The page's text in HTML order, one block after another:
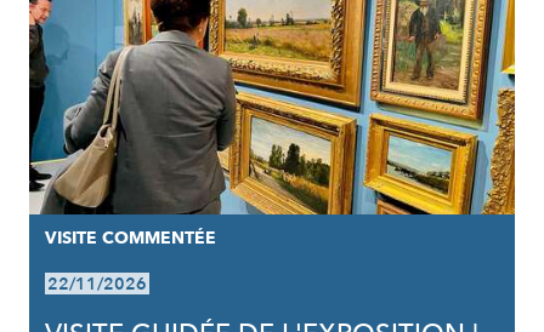
VISITE COMMENTÉE
22/11/2026